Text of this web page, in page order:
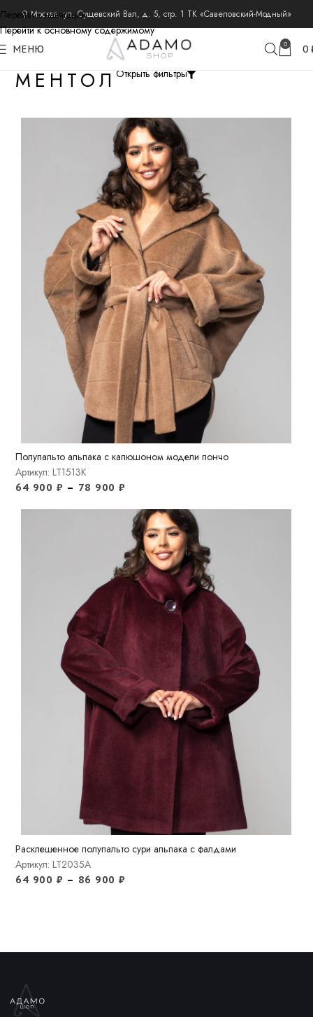
Перейти к навигации
Перейти к основному содержимому
⚲ Москва, ул. Сущевский Вал, д. 5, стр. 1 ТК «Савеловский-Модный»
МЕНЮ 0 0
МЕНТОЛОткрыть фильтры
Полупальто альпака с капюшоном модели пончо
Артикул: LT1513K
64 900 ₽ – 78 900₽
Расклешенное полупальто сури альпака с фалдами
Артикул: LT2035A
64 900 ₽ – 86 900₽